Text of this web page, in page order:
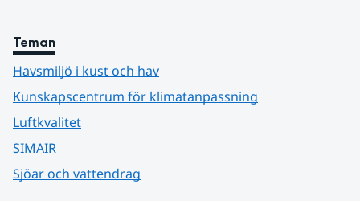
Teman
Havsmiljö i kust och hav
Kunskapscentrum för klimatanpassning
Luftkvalitet
SIMAIR
Sjöar och vattendrag